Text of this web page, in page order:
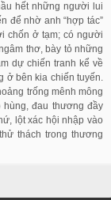
hết những người lui
để nhờ anh “hợp tác”
chốn ở tạm; có người
thơ, bày tỏ những
dự chiến tranh kể về
ở bên kia chiến tuyến.
trống mênh mông
hùng, đau thương đầy
lột xác hội nhập vào
thách trong thương